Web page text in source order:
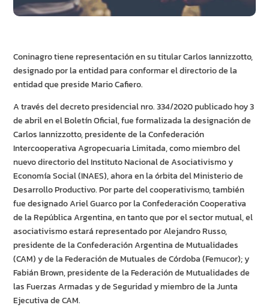
Coninagro tiene representación en su titular Carlos Iannizzotto,
designado por la entidad para conformar el directorio de la
entidad que preside Mario Cafiero.
A través del decreto presidencial nro. 334/2020 publicado hoy 3
de abril en el Boletín Oficial, fue formalizada la designación de
Carlos Iannizzotto, presidente de la Confederación
Intercooperativa Agropecuaria Limitada, como miembro del
nuevo directorio del Instituto Nacional de Asociativismo y
Economía Social (INAES), ahora en la órbita del Ministerio de
Desarrollo Productivo. Por parte del cooperativismo, también
fue designado Ariel Guarco por la Confederación Cooperativa
de la República Argentina, en tanto que por el sector mutual, el
asociativismo estará representado por Alejandro Russo,
presidente de la Confederación Argentina de Mutualidades
(CAM) y de la Federación de Mutuales de Córdoba (Femucor); y
Fabián Brown, presidente de la Federación de Mutualidades de
las Fuerzas Armadas y de Seguridad y miembro de la Junta
Ejecutiva de CAM.